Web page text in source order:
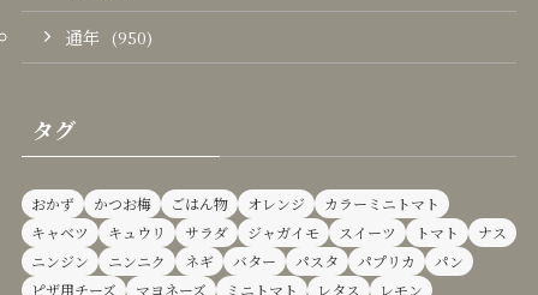
通年 (950)
タグ
おかず かつお梅 ごはん物 オレンジ
カラーミニトマト
キャベツ
キュウリ サラダ ジャガイモ スイーツ トマト
ナス
ニンジン
ニンニク ネギ バター パスタ パプリカ
パン
ピザ用チーズ
マヨネーズ ミニトマト レタス
レモン